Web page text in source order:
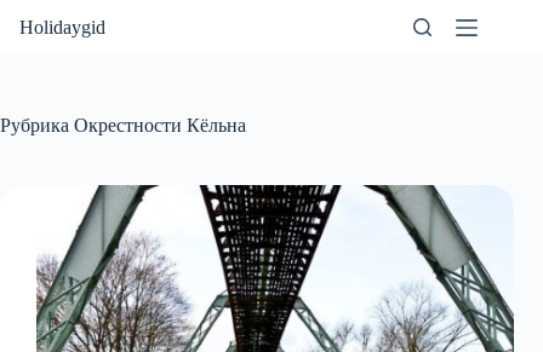
Holidaygid
Рубрика Окрестности Кёльна